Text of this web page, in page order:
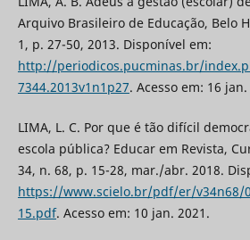
Arquivo Brasileiro de Educação, Belo
1, p. 27-50, 2013. Disponível em:
http://periodicos.pucminas.br/
7344.2013v1n1p27. Acesso em: 16 jan.
LIMA, L. C. Por que é tão difícil
escola pública? Educar em Revista,
34, n. 68, p. 15-28, mar./abr. 2018.
https://www.scielo.br/pdf/er/v34n68/
15.pdf. Acesso em: 10 jan. 2021.